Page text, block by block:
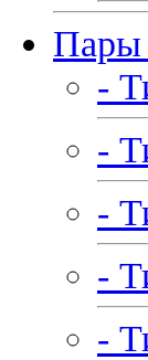
Пары
-
-
-
-
-